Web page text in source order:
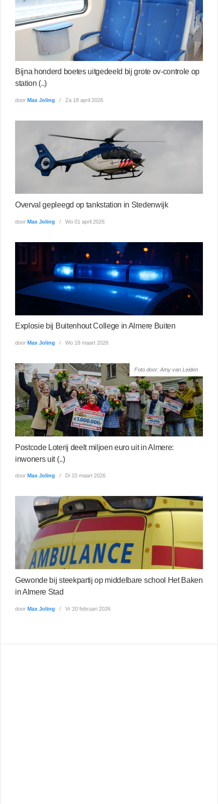
Bijna honderd boetes uitgedeeld bij grote ov-controle op
station (..)
door Max Joling Za 18 april 2026
Overval gepleegd op tankstation in Stedenwijk
door Max Joling Wo 01 april 2026
Explosie bij Buitenhout College in Almere Buiten
door Max Joling Wo 18 maart 2026
Foto door: Amy van Leiden
Postcode Loterij deelt miljoen euro uit in Almere:
inwoners uit (..)
door Max Joling Di 10 maart 2026
Gewonde bij steekpartij op middelbare school Het Baken
in Almere Stad
door Max Joling Vr 20 februari 2026